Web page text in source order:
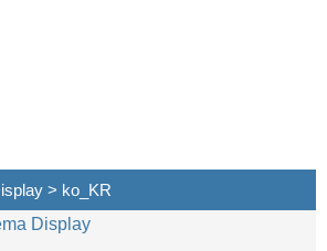
> ko_KR
Display